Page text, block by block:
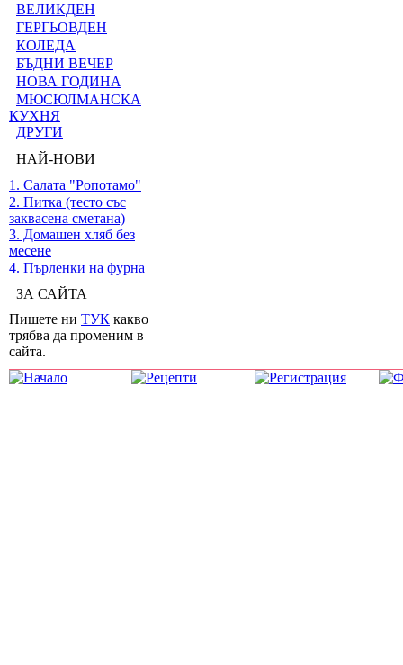
ВЕЛИКДЕН
ГЕРГЬОВДЕН
КОЛЕДА
БЪДНИ ВЕЧЕР
НОВА ГОДИНА
МЮСЮЛМАНСКА
КУХНЯ
ДРУГИ
НАЙ-НОВИ
1. Салата "Ропотамо"
2. Питка (тесто със
заквасена сметана)
3. Домашен хляб без
месене
4. Пърленки на фурна
ЗА САЙТА
Пишете ни ТУК какво
трябва да променим в
сайта.